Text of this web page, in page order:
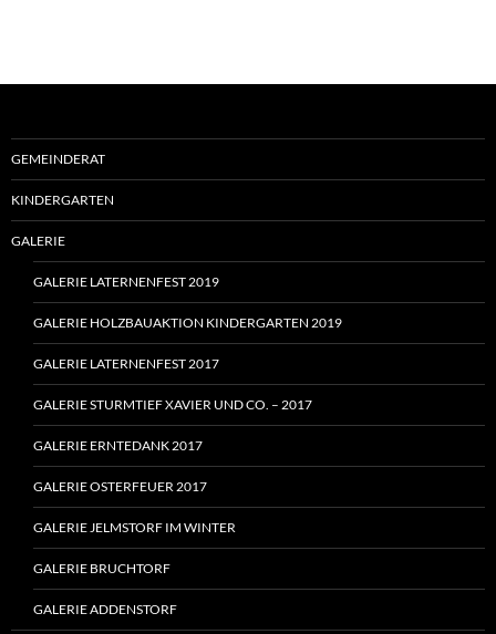
GEMEINDERAT
KINDERGARTEN
GALERIE
GALERIE LATERNENFEST 2019
GALERIE HOLZBAUAKTION KINDERGARTEN 2019
GALERIE LATERNENFEST 2017
GALERIE STURMTIEF XAVIER UND CO. – 2017
GALERIE ERNTEDANK 2017
GALERIE OSTERFEUER 2017
GALERIE JELMSTORF IM WINTER
GALERIE BRUCHTORF
GALERIE ADDENSTORF